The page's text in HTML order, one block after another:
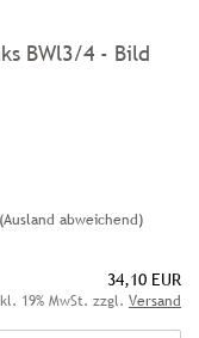
(Ausland abweichend)
34,10 EUR
19% MwSt. zzgl. Versand